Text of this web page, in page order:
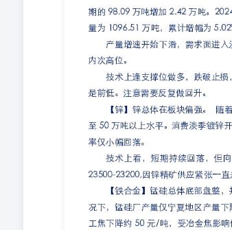
存的低位让它更多的保持相对稳定的
观政策、钢铁产业链库存传导情况。
被削弱，而钢厂当前的补库周期接近
参考，请阅读末页免责声明。 矿石估
续关注国内外宏观政策、钢铁产业链
下，产量存下降预期。需求端，部分
近，部分企业为降低库存压力，市场
纤盘面价格继续弱势探底，盘面价格
本端原油价格走势收敛，短期震荡偏
本端驱动短纤盘面价格走弱。不过目
当，叠加目前美国汽油调和组分库存
补库的可能。 【聚烯烃】上周聚烯烃
逻辑看，虽然盘面波动幅度收窄，但
易成本端逻辑。从直接上游成本石脑